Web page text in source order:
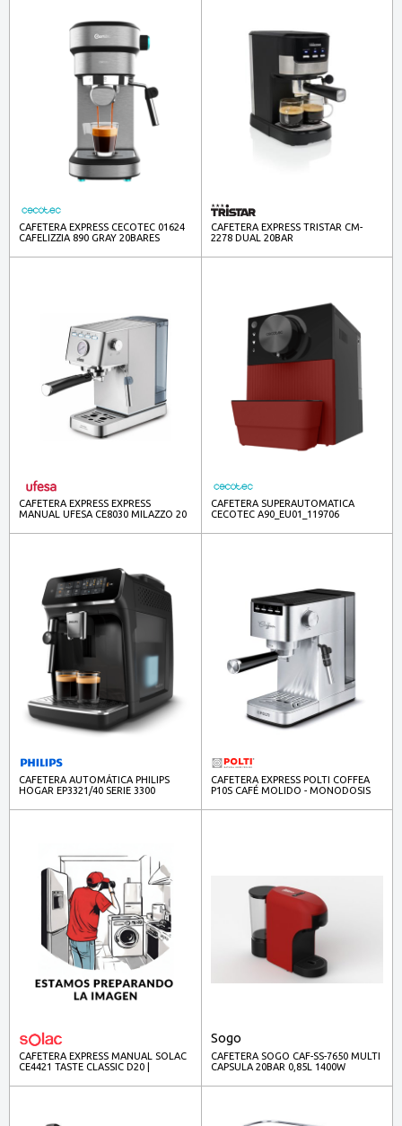
CAFETERA EXPRESS CECOTEC 01624
CAFELIZZIA 890 GRAY 20BARES
CAFETERA EXPRESS TRISTAR CM-
2278 DUAL 20BAR
1100W
CAFETERA EXPRESS EXPRESS
MANUAL UFESA CE8030 MILAZZO 20
CAFETERA SUPERAUTOMATICA
CECOTEC A90_EU01_119706
CAFETERA AUTOMÁTICA PHILIPS
HOGAR EP3321/40 SERIE 3300
CAFETERA EXPRESS POLTI COFFEA
P10S CAFÉ MOLIDO - MONODOSIS
CAFETERA EXPRESS MANUAL SOLAC
CE4421 TASTE CLASSIC D20 |
DOUBLE CREAM
Sogo
CAFETERA SOGO CAF-SS-7650 MULTI
CAPSULA 20BAR 0,85L 1400W